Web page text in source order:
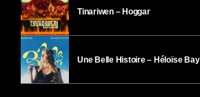
Tinariwen – Hoggar
Une Belle Histoire – Héloïse Bay